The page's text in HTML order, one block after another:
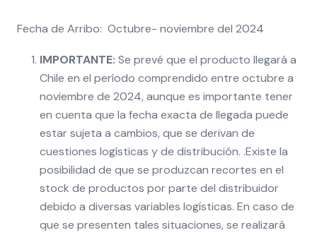
Fecha de Arribo: Octubre- noviembre del 2024
IMPORTANTE: Se prevé que el producto llegará a
Chile en el período comprendido entre octubre a
noviembre de 2024, aunque es importante tener
en cuenta que la fecha exacta de llegada puede
estar sujeta a cambios, que se derivan de
cuestiones logísticas y de distribución. .Existe la
posibilidad de que se produzcan recortes en el
stock de productos por parte del distribuidor
debido a diversas variables logísticas. En caso de
que se presenten tales situaciones, se realizará